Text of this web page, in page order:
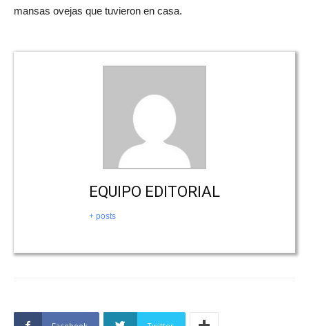
mansas ovejas que tuvieron en casa.
EQUIPO EDITORIAL
+ posts